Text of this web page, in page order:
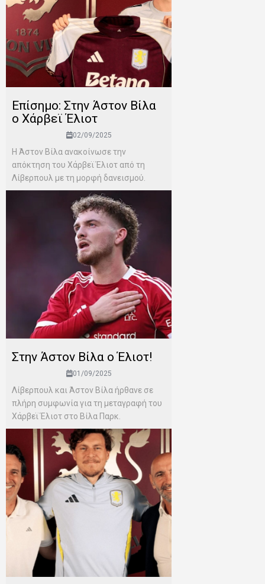
Επίσημο: Στην Άστον Βίλα
ο Χάρβεϊ Έλιοτ
02/09/2025
Η Άστον Βίλα ανακοίνωσε την
απόκτηση του Χάρβεϊ Έλιοτ από τη
Λίβερπουλ με τη μορφή δανεισμού.
Στην Άστον Βίλα ο Έλιοτ!
01/09/2025
Λίβερπουλ και Άστον Βίλα ήρθανε σε
πλήρη συμφωνία για τη μεταγραφή του
Χάρβεϊ Έλιοτ στο Βίλα Παρκ.